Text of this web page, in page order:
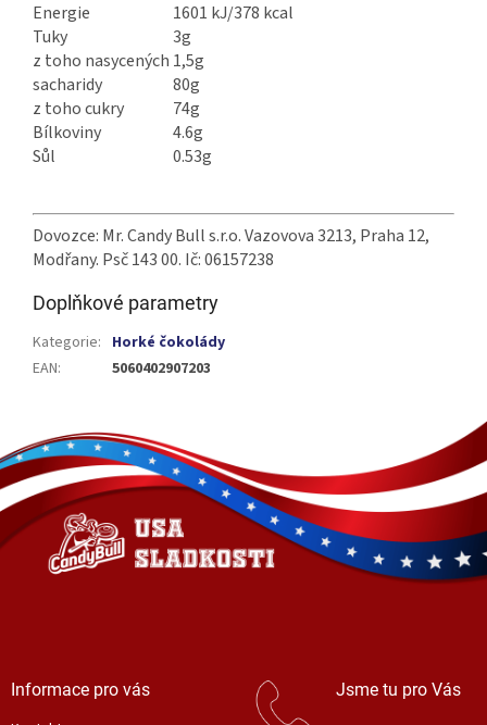
Energie
1601 kJ/378 kcal
Tuky
3g
z toho nasycených 1,5g
sacharidy
80g
z toho cukry
74g
Bílkoviny
4.6g
Sůl
0.53g
Dovozce: Mr. Candy Bull s.r.o. Vazovova 3213, Praha 12,
Modřany. Psč 143 00. Ič: 06157238
Doplňkové parametry
Kategorie: Horké čokolády
EAN: 5060402907203
á
p
a
í
Informace pro vás Jsme tu pro Vás